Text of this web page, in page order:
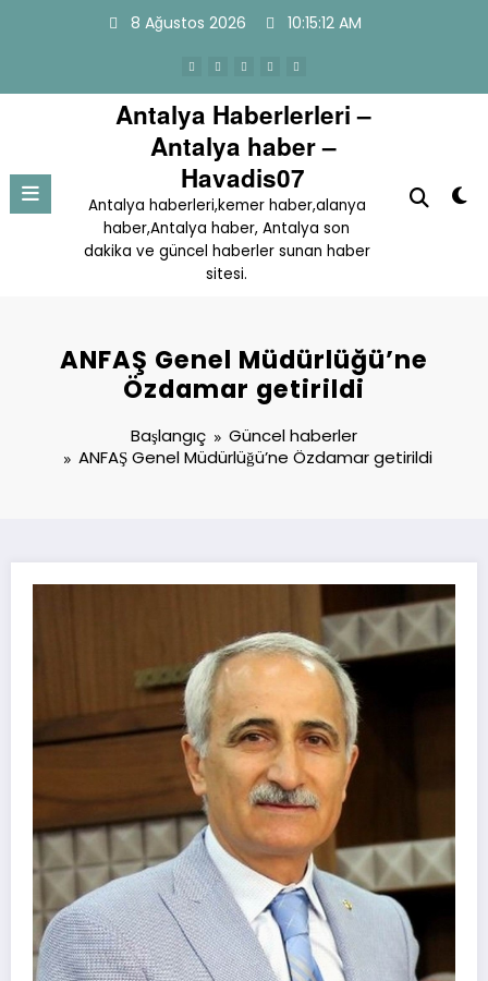
8 Ağustos 2026 10:15:13 AM
Antalya Haberlerleri –
Antalya haber –
Havadis07
Antalya haberleri,kemer haber,alanya
haber,Antalya haber, Antalya son
dakika ve güncel haberler sunan haber
sitesi.
ANFAŞ Genel Müdürlüğü’ne
Özdamar getirildi
Başlangıç
Güncel haberler
ANFAŞ Genel Müdürlüğü’ne Özdamar getirildi